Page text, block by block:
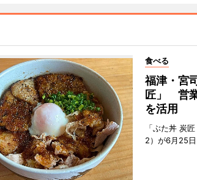
食べる
福津・宮
匠」 営
を活用
「ぶた丼 炭
2）が6月25日